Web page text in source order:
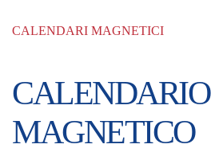
CALENDARI MAGNETICI
CALENDARIO
MAGNETICO